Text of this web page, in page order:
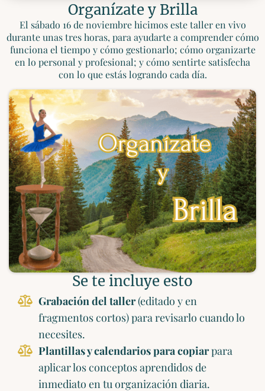
Organízate y Brilla
El sábado 16 de noviembre hicimos este taller en vivo
durante unas tres horas, para ayudarte a comprender cómo
funciona el tiempo y cómo gestionarlo; cómo organizarte
en lo personal y profesional; y cómo sentirte satisfecha
con lo que estás logrando cada día.
Se te incluye esto
Grabación del taller(editado y en
fragmentos cortos) para revisarlo cuando lo
necesites.
Plantillas y calendarios para copiarpara
aplicar los conceptos aprendidos de
inmediato en tu organización diaria.